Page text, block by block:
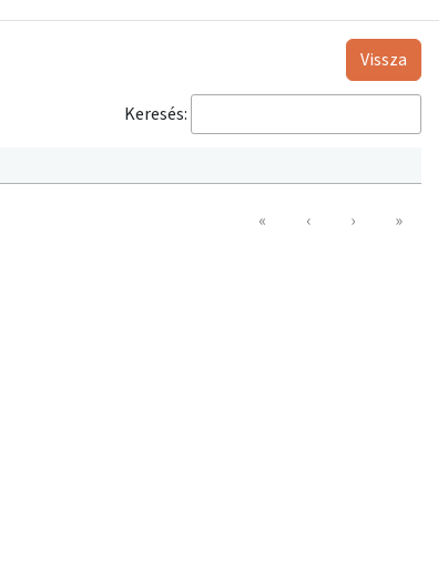
Vissza
Keresés:
« ‹ › »